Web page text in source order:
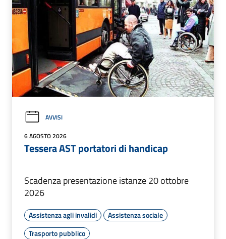
AVVISI
6 AGOSTO 2026
Tessera AST portatori di handicap
Scadenza presentazione istanze 20 ottobre
2026
Assistenza agli invalidi
Assistenza sociale
Trasporto pubblico